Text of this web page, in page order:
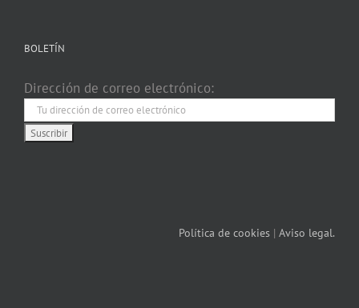
BOLETÍN
Dirección de correo electrónico:
Política de cookies | Aviso legal.